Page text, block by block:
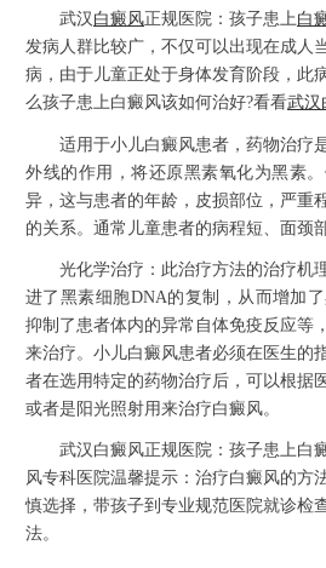
武汉 白癜风正规医院：孩子患上白
发病人群比较广，不仅可以出现在成人
病，由于儿童正处于身体发育阶段，此
么孩子患上白癜风该如何治好?看看武汉
适用于小儿白癜风患者，药物治疗
外线的作用，将还原黑素氧化为黑素
异，这与患者的年龄，皮损部位，严重
的关系。通常儿童患者的病程短、面颈
光化学治疗：此治疗方法的治疗机
进了黑素细胞DNA的复制，从而增加
抑制了患者体内的异常自体免疫反应等
来治疗。小儿白癜风患者必须在医生的
者在选用特定的药物治疗后，可以根据
或者是阳光照射用来治疗白癜风。
武汉白癜风正规医院：孩子患上白
风专科医院温馨提示：治疗白癜风的方
慎选择，带孩子到专业规范医院就诊检
法。